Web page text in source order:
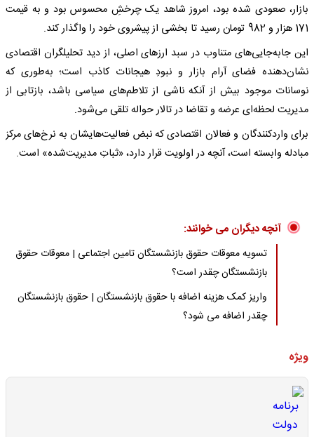
بازار، صعودی شده بود، امروز شاهد یک چرخشِ محسوس بود و به قیمت
171 هزار و 982 تومان رسید تا بخشی از پیشروی خود را واگذار کند.
این جابه‌جایی‌های متناوب در سبد ارزهای اصلی، از دید تحلیلگران اقتصادی
نشان‌دهنده فضای آرام بازار و نبودِ هیجانات کاذب است؛ به‌طوری که
نوسانات موجود بیش از آنکه ناشی از تلاطم‌های سیاسی باشد، بازتابی از
مدیریت لحظه‌ای عرضه و تقاضا در تالار حواله تلقی می‌شود.
برای واردکنندگان و فعالان اقتصادی که نبض فعالیت‌هایشان به نرخ‌های مرکز
مبادله وابسته است، آنچه در اولویت قرار دارد، «ثباتِ مدیریت‌شده» است.
آنچه دیگران می خوانند:
تسویه معوقات حقوق بازنشستگان تامین اجتماعی | معوقات حقوق
بازنشستگان چقدر است؟
واریز کمک هزینه اضافه با حقوق بازنشستگان | حقوق بازنشستگان
چقدر اضافه می شود؟
ویژه